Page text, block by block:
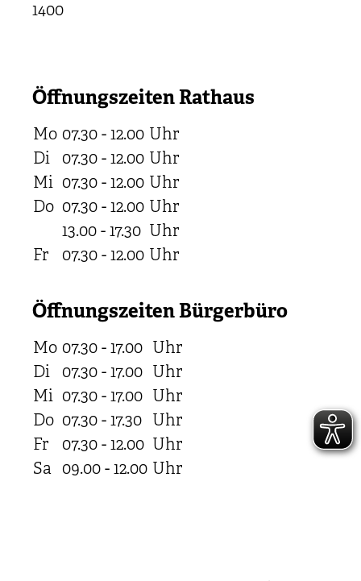
1400
Öffnungszeiten Rathaus
Mo 07.30 - 12.00 Uhr
Di
07.30 - 12.00 Uhr
Mi 07.30 - 12.00 Uhr
Do 07.30 - 12.00 Uhr
13.00 - 17.30 Uhr
Fr
07.30 - 12.00 Uhr
Öffnungszeiten Bürgerbüro
Mo 07.30 - 17.00 Uhr
Di
07.30 - 17.00 Uhr
Mi 07.30 - 17.00 Uhr
Do 07.30 - 17.30 Uhr
Fr
07.30 - 12.00 Uhr
Sa 09.00 - 12.00 Uhr